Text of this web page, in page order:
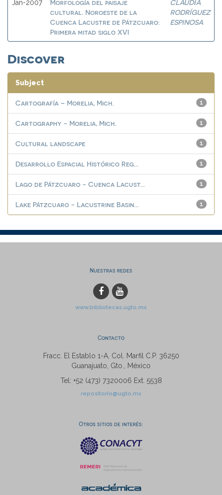
Jan-2007
Morfología del paisaje
cultural. Noroeste de la
Cuenca Lacustre de Pátzcuaro:
Primera mitad siglo XVI
CLAUDIA
RODRÍGUEZ
ESPINOSA
Discover
Subject
1
Cartografía – Morelia, Mich.
1
Cartography - Morelia, Mich.
1
Cultural landscape
1
Desarrollo Espacial Histórico Reg...
1
Lago de Pátzcuaro - Cuenca Lacust...
1
Lake Pátzcuaro - Lacustrine Basin...
Nuestras redes
www.bibliotecas.ugto.mx
Contacto
Fracc. El Establo 1-A, Col. Marfil C.P. 36250
Guanajuato, Gto., México
Tel: +52 (473) 7320006 Ext. 5538
repositorio@ugto.mx
Otros sitios de interés: